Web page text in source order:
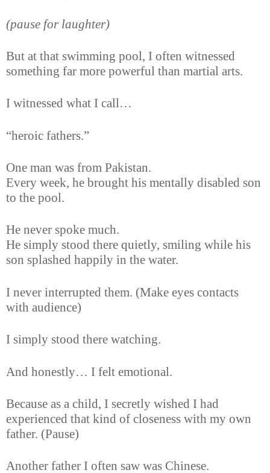
(pause for laughter)
But at that swimming pool, I often witnessed
something far more powerful than martial arts.
I witnessed what I call…
“heroic fathers.”
One man was from Pakistan.
Every week, he brought his mentally disabled son
to the pool.
He never spoke much.
He simply stood there quietly, smiling while his
son splashed happily in the water.
I never interrupted them. (Make eyes contacts
with audience)
I simply stood there watching.
And honestly… I felt emotional.
Because as a child, I secretly wished I had
experienced that kind of closeness with my own
father. (Pause)
Another father I often saw was Chinese.